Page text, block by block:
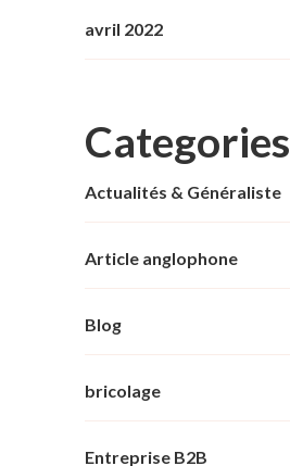
avril 2022
Categories
Actualités & Généraliste
Article anglophone
Blog
bricolage
Entreprise B2B